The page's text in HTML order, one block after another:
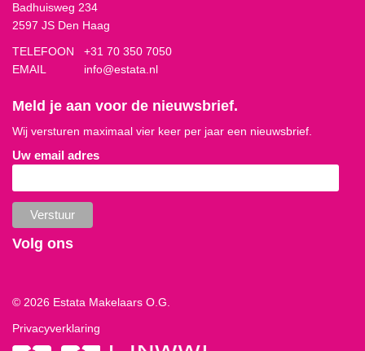
Badhuisweg 234
2597 JS Den Haag
TELEFOON +31 70 350 7050
EMAIL
info@estata.nl
Meld je aan voor de nieuwsbrief.
Wij versturen maximaal vier keer per jaar een nieuwsbrief.
Uw email adres
Volg ons
© 2026 Estata Makelaars O.G.
Privacyverklaring